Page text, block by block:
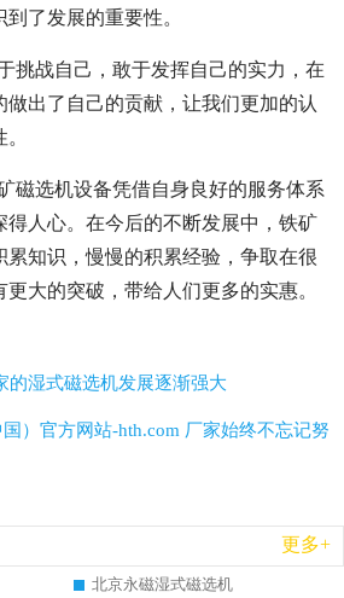
了发展的重要性。
挑战自己，敢于发挥自己的实力，在
做出了自己的贡献，让我们更加的认
磁选机设备凭借自身良好的服务体系
得人心。在今后的不断发展中，铁矿
累知识，慢慢的积累经验，争取在很
大的突破，带给人们更多的实惠。
的湿式磁选机发展逐渐强大
国）官方网站-hth.com 厂家始终不忘记努
更多+
北京永磁湿式磁选机